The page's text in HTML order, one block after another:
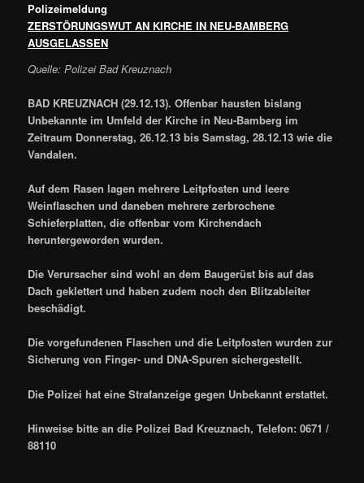
Polizeimeldung
ZERSTÖRUNGSWUT AN KIRCHE IN NEU-BAMBERG
AUSGELASSEN
Quelle: Polizei Bad Kreuznach
BAD KREUZNACH (29.12.13). Offenbar hausten bislang
Unbekannte im Umfeld der Kirche in Neu-Bamberg im
Zeitraum Donnerstag, 26.12.13 bis Samstag, 28.12.13 wie die
Vandalen.
Auf dem Rasen lagen mehrere Leitpfosten und leere
Weinflaschen und daneben mehrere zerbrochene
Schieferplatten, die offenbar vom Kirchendach
heruntergeworden wurden.
Die Verursacher sind wohl an dem Baugerüst bis auf das
Dach geklettert und haben zudem noch den Blitzableiter
beschädigt.
Die vorgefundenen Flaschen und die Leitpfosten wurden zur
Sicherung von Finger- und DNA-Spuren sichergestellt.
Die Polizei hat eine Strafanzeige gegen Unbekannt erstattet.
Hinweise bitte an die Polizei Bad Kreuznach, Telefon: 0671 /
88110